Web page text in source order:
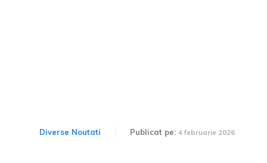
Diverse Noutati Publicat pe: 4 februarie 2026